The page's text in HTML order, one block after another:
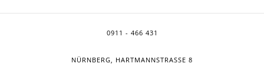
0911 - 466 431
NÜRNBERG, HARTMANNSTRASSE 8